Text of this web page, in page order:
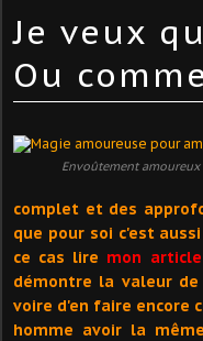
Je veux
Ou
Envoûtement
complet et des
que pour soi c'est
ce cas lire mon
démontre la valeur
voire d'en faire encore
homme avoir la